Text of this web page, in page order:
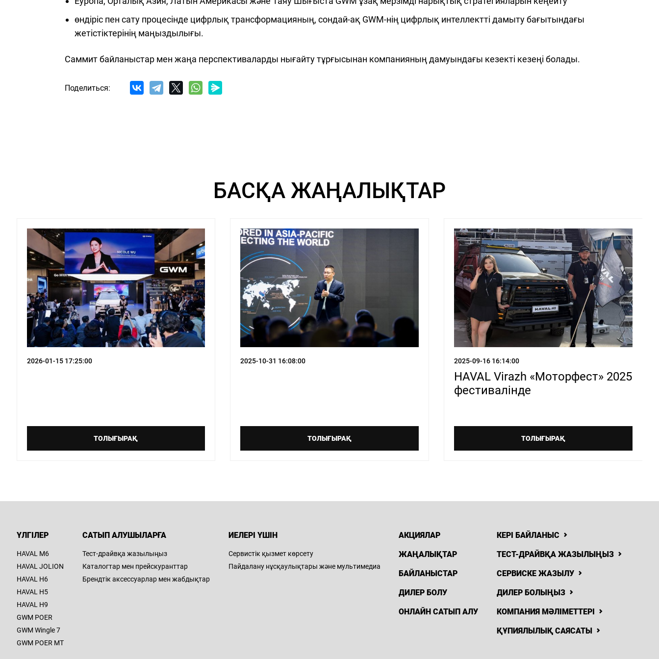
Haval Crystal Astana
Email: infonursultan@crystal-auto.kz
даңғылы, 330/2
Телефон:8 (7252) 39-45-45
Жұмыс кестесі: Дб-сб: 9:00-ден 20:00-ге
дейін / Жб: 10:00-ден 17:00-ге дейін
Email: callcenter@nomadcar.kz
Мекенжайы:Шымкент қ., Тамерлан
тас жолы, 90
Haval Aster Shymkent
8 (708) 941 08 86
Жұмыс кестесі: 09:00-21:00
Email: haval-astershymkent@aster.kz
Телефон:8 (747) 094 ,8 (747) 094 07 83
(сервис)
Email: info@crystal-auto.kz
Жұмыс кестесі: Дб.-Жб. 09.00-20:00
Мекенжайы: Ақтау қ., 9 индустриалды
аймақ, 60/2 ғимарат
өндіріс пен сату процесінде цифрлық трансформацияның, сондай-ақ GWM-нің цифрлық интеллектті дамыту бағытындағы
жетістіктерінің маңыздылығы.
Саммит байланыстар мен жаңа перспективаларды нығайту тұрғысынан компанияның дамуындағы кезекті кезеңі болады.
Поделиться:
БАСҚА ЖАҢАЛЫҚТАР
2026-01-15 17:25:00
ТОЛЫҒЫРАҚ
2025-10-31 16:08:00
ТОЛЫҒЫРАҚ
2025-09-16 16:14:00
HAVAL Virazh «Моторфест» 2025
фестивалінде
ТОЛЫҒЫРАҚ
ҮЛГІЛЕР
HAVAL M6
HAVAL JOLION
HAVAL H6
HAVAL H5
HAVAL H9
GWM POER
GWM Wingle 7
GWM POER MT
САТЫП АЛУШЫЛАРҒА
Тест-драйвқа жазылыңыз
Каталогтар мен прейскуранттар
Брендтік аксессуарлар мен жабдықтар
ИЕЛЕРІ ҮШІН
Сервистік қызмет көрсету
Пайдалану нұсқаулықтары және мультимедиа
АКЦИЯЛАР
ЖАҢАЛЫҚТАР
БАЙЛАНЫСТАР
ДИЛЕР БОЛУ
ОНЛАЙН САТЫП АЛУ
КЕРІ БАЙЛАНЫС
ТЕСТ-ДРАЙВҚА ЖАЗЫЛЫҢЫЗ
СЕРВИСКЕ ЖАЗЫЛУ
ДИЛЕР БОЛЫҢЫЗ
КОМПАНИЯ МӘЛІМЕТТЕРІ
ҚҰПИЯЛЫЛЫҚ САЯСАТЫ